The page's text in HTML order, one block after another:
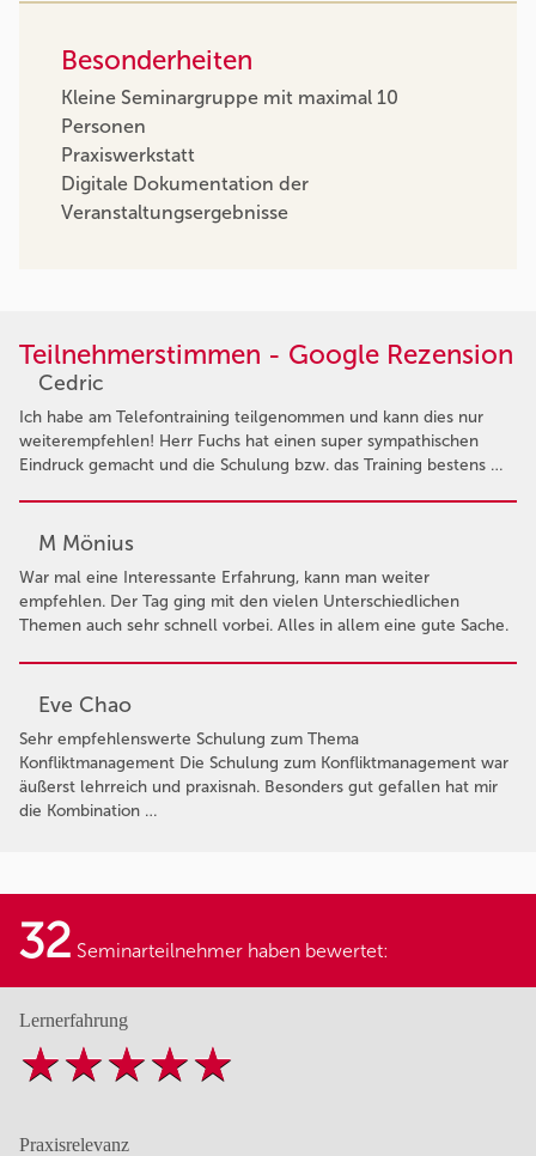
Besonderheiten
Kleine Seminargruppe mit maximal 10
Personen
Praxiswerkstatt
Digitale Dokumentation der
Veranstaltungsergebnisse
Teilnehmerstimmen - Google Rezension
Cedric
Ich habe am Telefontraining teilgenommen und kann dies nur
weiterempfehlen! Herr Fuchs hat einen super sympathischen
Eindruck gemacht und die Schulung bzw. das Training bestens …
M Mönius
War mal eine Interessante Erfahrung, kann man weiter
empfehlen. Der Tag ging mit den vielen Unterschiedlichen
Themen auch sehr schnell vorbei. Alles in allem eine gute Sache.
Eve Chao
Sehr empfehlenswerte Schulung zum Thema
Konfliktmanagement Die Schulung zum Konfliktmanagement war
äußerst lehrreich und praxisnah. Besonders gut gefallen hat mir
die Kombination …
32 Seminarteilnehmer haben bewertet:
Lernerfahrung
Praxisrelevanz